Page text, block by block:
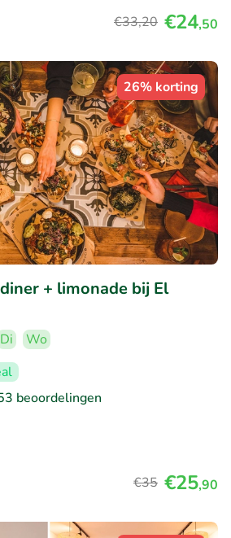
€33,20 €24,50
26% korting
+ limonade bij El
Di
Wo
beoordelingen
€35 €25,90